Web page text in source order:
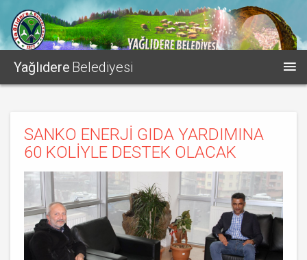
Yağlıdere Belediyesi
SANKO ENERJİ GIDA YARDIMINA
60 KOLİYLE DESTEK OLACAK